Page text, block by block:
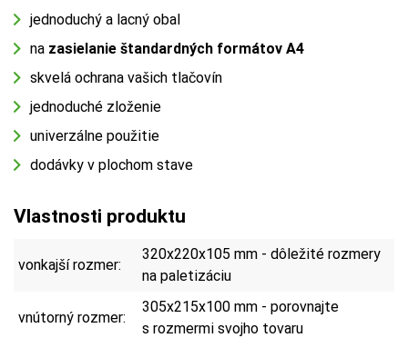
jednoduchý a lacný obal
na zasielanie štandardných formátov A4
skvelá ochrana vašich tlačovín
jednoduché zloženie
univerzálne použitie
dodávky v plochom stave
Vlastnosti produktu
vonkajší rozmer:
320x220x105 mm - dôležité rozmery
na paletizáciu
vnútorný rozmer:
305x215x100 mm - porovnajte
s rozmermi svojho tovaru